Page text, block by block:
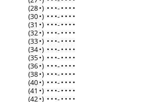
(28•) • • •- • • • •
(30•) • • •- • • • •
(31 •) • • •- • • • •
(32•) • • •- • • • •
(33•) • • •- • • • •
(34•) • • •- • • • •
(35•) • • •- • • • •
(36•) • • •- • • • •
(38•) • • •- • • • •
(40•) • • •- • • • •
(41 •) • • •- • • • •
(42•) • • •- • • • •